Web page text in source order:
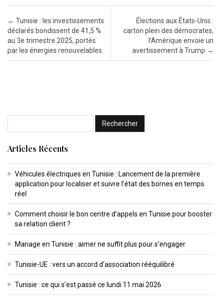
Post navigation
← Tunisie : les investissements
déclarés bondissent de 41,5 %
au 3e trimestre 2025, portés
par les énergies renouvelables
Élections aux États-Unis :
carton plein des démocrates,
l’Amérique envoie un
avertissement à Trump →
Articles Récents
Véhicules électriques en Tunisie : Lancement de la première
application pour localiser et suivre l’état des bornes en temps
réel
Comment choisir le bon centre d’appels en Tunisie pour booster
sa relation client ?
Mariage en Tunisie : aimer ne suffit plus pour s’engager
Tunisie-UE : vers un accord d’association rééquilibré
Tunisie : ce qui s’est passé ce lundi 11 mai 2026